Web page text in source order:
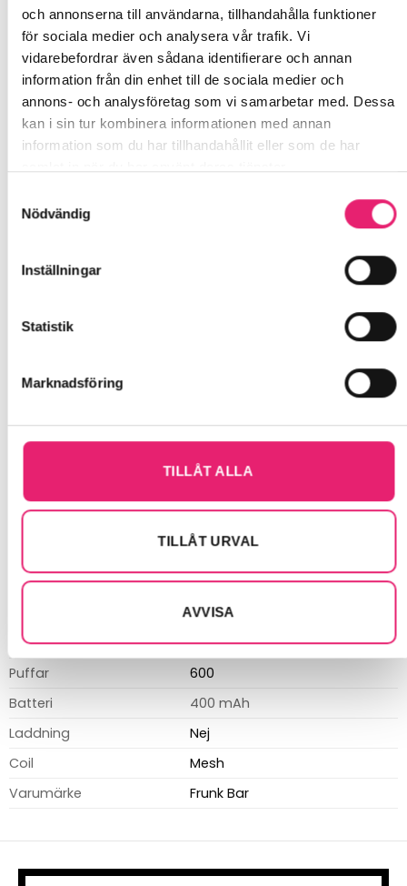
och annonserna till användarna, tillhandahålla funktioner
för sociala medier och analysera vår trafik. Vi
vidarebefordrar även sådana identifierare och annan
information från din enhet till de sociala medier och
annons- och analysföretag som vi samarbetar med. Dessa
kan i sin tur kombinera informationen med annan
information som du har tillhandahållit eller som de har
Nödvändig
Inställningar
Statistik
Marknadsföring
TILLÅT ALLA
TILLÅT URVAL
AVVISA
Nej, Frunk Bar behöver varken laddas eller fyllas på.
Den används tills e-vätskan eller det integrerade
batteriet är förbrukat och kasseras därefter.
Vad innehåller Frunk Bar?
Frunk Bar innehåller e-vätska med nikotinsalt samt
aromer för smakprofilen. Innehållet består normalt
aromer.
Specifikationer:
Engångsbruk, aktiveras vid inandning
PRODUKTINFORMATION
Engångsvape
Smak
Bär
20 mg/ml
Volym
2 ml
Puffar
600
Batteri
400 mAh
Laddning
Nej
Coil
Mesh
Varumärke
Frunk Bar